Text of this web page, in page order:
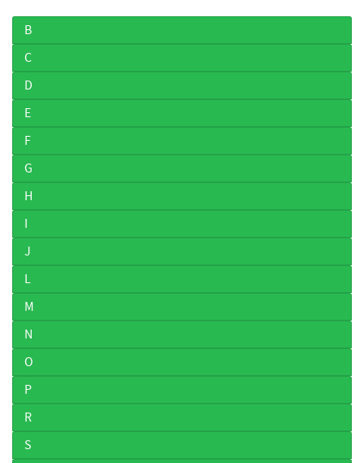
B
C
D
E
F
G
H
I
J
L
M
N
O
P
R
S